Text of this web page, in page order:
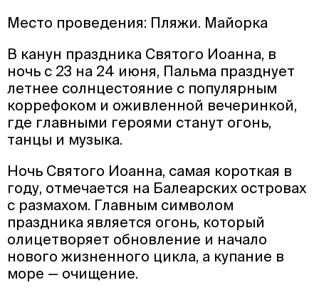
Место проведения: Пляжи. Майорка
В канун праздника Святого Иоанна, в
ночь с 23 на 24 июня, Пальма празднует
летнее солнцестояние с популярным
коррефоком и оживленной вечеринкой,
где главными героями станут огонь,
танцы и музыка.
Ночь Святого Иоанна, самая короткая в
году, отмечается на Балеарских островах
с размахом. Главным символом
праздника является огонь, который
олицетворяет обновление и начало
нового жизненного цикла, а купание в
море — очищение.